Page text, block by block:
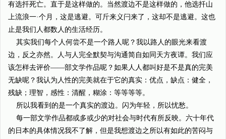
有选扦死亡。直于是这样做的。当然渡边不是这样做的，他选扦山
上流浪一·个月，这是逃避。可斤来义闩来了，这却不是逃避。这也
止是我们人都数人的生活经历。
其实我们每个人何尝不是一个路人呢？我以路人的眼光来看渡
边，反之亦然。人与人完全默契与沟通简自如同天方夜谭。我们应
该怎样去评价——部文学作品呢？如果人人都叫好是不是真的完美
无缺呢？我认为人性的完美就在于它的真实：优点，缺点：健全，
残缺；理智，感性：清醒，糊涂：等等等等。
所以我看到的是一个真实的渡边。闪为年轻，所以忧愁。
每一部文学作品都或多或少的对社会与时代有所反映。六十年代
的日本的具体情况我不了解，但是我想渡边之所以有如此的苦闷与